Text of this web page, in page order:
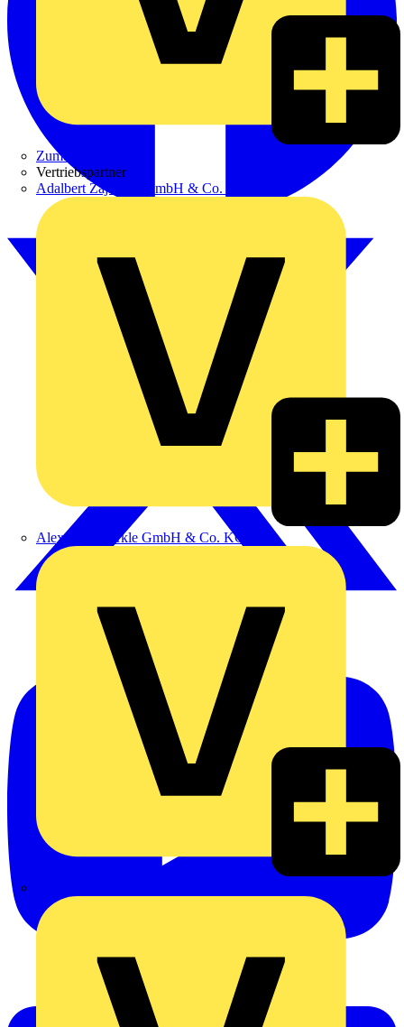
Zumtobel
Vertriebspartner
Adalbert Zajadacz GmbH & Co. KG
Alexander Bürkle GmbH & Co. KG